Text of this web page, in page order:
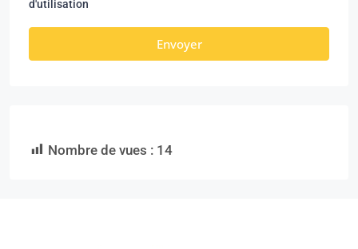
d'utilisation
Envoyer
Nombre de vues : 14